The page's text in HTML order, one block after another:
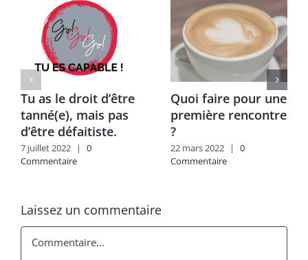
Tu as le droit d’être
tanné(e), mais pas
d’être défaitiste.
7 juillet 2022 |
0
Commentaire
Quoi faire pour une
première rencontre
?
22 mars 2022 |
0
Commentaire
Laissez un commentaire
Commentaire